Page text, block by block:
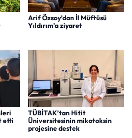
Arif Özsoy’dan İl Müftüsü
Yıldırım’a ziyaret
etti
TÜBİTAK’tan Hitit
Üniversitesinin mikotoksin
projesine destek